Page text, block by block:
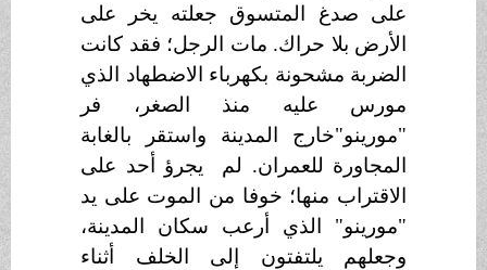
على صدغ المتسوق جعلته يخر على
الأرض بلا حراك. مات الرجل؛ فقد كانت
الضربة مشحونة بكهرباء الاضطهاد الذي
مورس عليه منذ الصغر، فر
"مورينو"خارج المدينة واستقر بالغابة
المجاورة للعمران. لم يجرؤ أحد على
الاقتراب منها؛ خوفا من الموت على يد
"مورينو" الذي أرعب سكان المدينة،
وجعلهم يلتفتون إلى الخلف أثناء